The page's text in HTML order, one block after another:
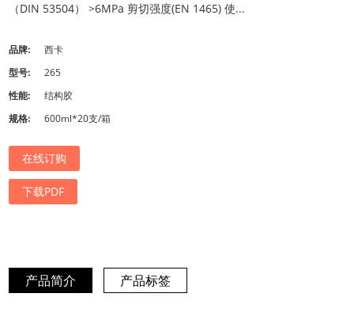
（DIN 53504） >6MPa 剪切强度(EN 1465) 使...
品牌:
西卡
型号:
265
性能:
结构胶
规格:
600ml*20支/箱
在线订购
下载PDF
产品简介 产品标签